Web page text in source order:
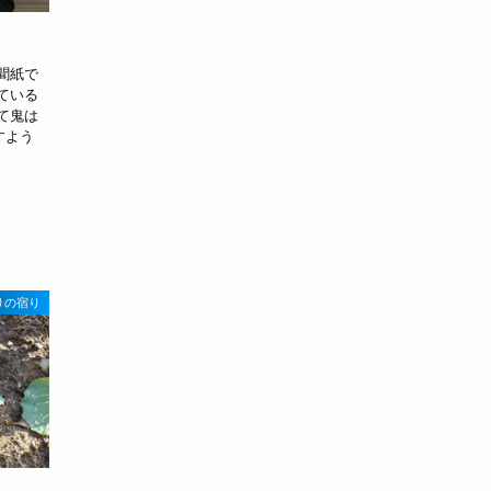
紙で
いる
鬼は
う
の宿り